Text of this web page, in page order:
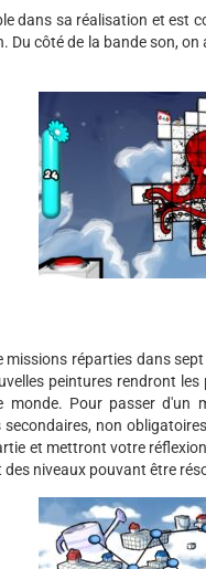
dans sa réalisation et est
Du côté de la bande son,
missions réparties dans
peintures rendront
monde. Pour passer
secondaires, non
et mettront votre
niveaux pouvant être